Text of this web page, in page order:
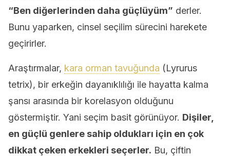
“Ben diğerlerinden daha güçlüyüm” derler.
Bunu yaparken, cinsel seçilim sürecini harekete
geçirirler.
Araştırmalar, kara orman tavuğunda (Lyrurus
tetrix), bir erkeğin dayanıklılığı ile hayatta kalma
şansı arasında bir korelasyon olduğunu
göstermiştir. Yani seçim basit görünüyor. Dişiler,
en güçlü genlere sahip oldukları için en çok
dikkat çeken erkekleri seçerler. Bu, çiftin